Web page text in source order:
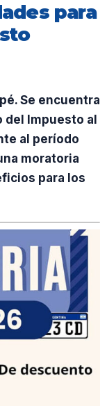
para
Se encuentra
Impuesto al
al período
moratoria
para los